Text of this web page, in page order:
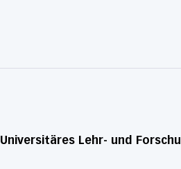
Universitäres Lehr- und